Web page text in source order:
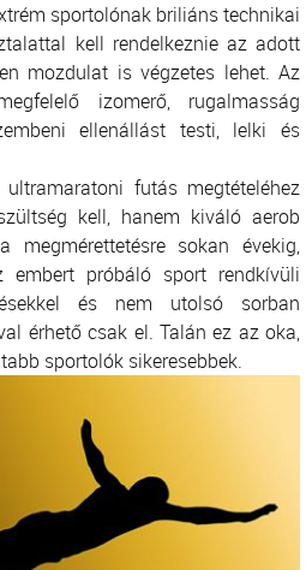
sportolónak briliáns technikai
kell rendelkeznie az adott
mozdulat is végzetes lehet. Az
izomerő, rugalmasság
ellenállást testi, lelki és
futás megtételéhez
kell, hanem kiváló aerob
megmérettetésre sokan évekig,
embert próbáló sport rendkívüli
és nem utolsó sorban
érhető csak el. Talán ez az oka,
sportolók sikeresebbek.